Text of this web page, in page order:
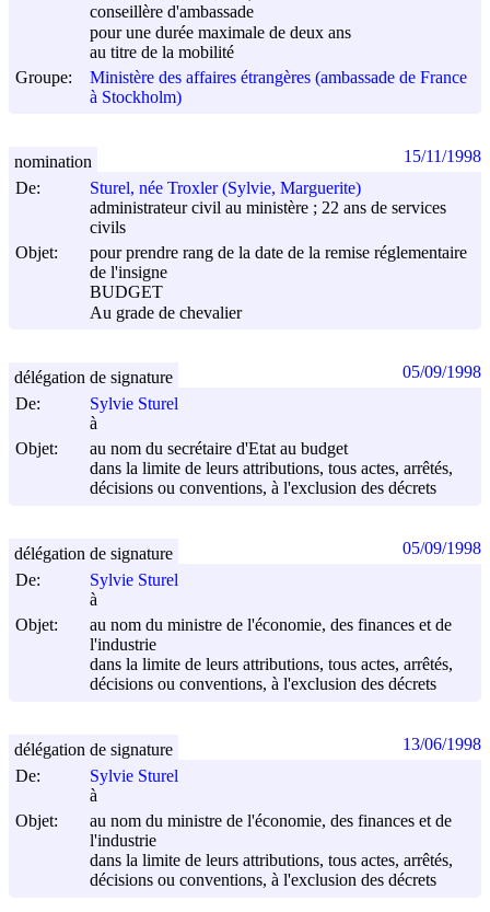
conseillère d'ambassade
pour une durée maximale de deux ans
au titre de la mobilité
Groupe:
Ministère des affaires étrangères (ambassade de France
à Stockholm)
De:
Sturel, née Troxler (Sylvie, Marguerite)
administrateur civil au ministère ; 22 ans de services
civils
Objet:
pour prendre rang de la date de la remise réglementaire
de l'insigne
BUDGET
Au grade de chevalier
nomination 15/11/1998
De:
Sylvie Sturel
à
Objet:
au nom du secrétaire d'Etat au budget
dans la limite de leurs attributions, tous actes, arrêtés,
décisions ou conventions, à l'exclusion des décrets
délégation de signature 05/09/1998
De:
Sylvie Sturel
à
Objet:
au nom du ministre de l'économie, des finances et de
l'industrie
dans la limite de leurs attributions, tous actes, arrêtés,
décisions ou conventions, à l'exclusion des décrets
délégation de signature 05/09/1998
De:
Sylvie Sturel
à
Objet:
au nom du ministre de l'économie, des finances et de
l'industrie
dans la limite de leurs attributions, tous actes, arrêtés,
décisions ou conventions, à l'exclusion des décrets
délégation de signature 13/06/1998